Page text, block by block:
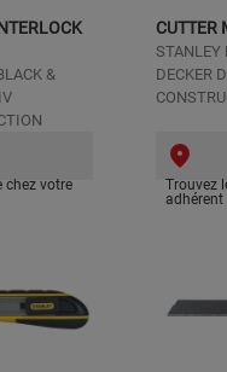
&
chez votre
CUTTER
STANLEY
DECKER
Trouvez
adhérent